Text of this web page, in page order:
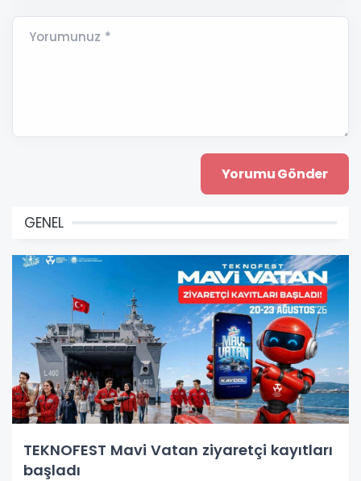
Yorumunuz *
GENEL
TEKNOFEST Mavi Vatan ziyaretçi kayıtları
başladı